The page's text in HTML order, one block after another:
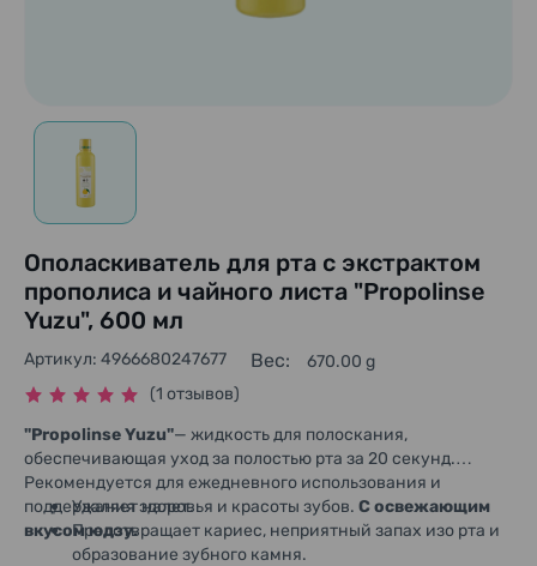
Ополаскиватель для рта с экстрактом
прополиса и чайного листа "Propolinse
Yuzu", 600 мл
(1 отзывов)
Артикул: 4966680247677 Вес: 670.00 g
"Propolinse Yuzu"— жидкость для полоскания,
обеспечивающая уход за полостью рта за 20 секунд.
Рекомендуется для ежедневного использования и
поддержания здоровья и красоты зубов. С освежающим
вкусом юдзу.
Удаляет налет.
Предотвращает кариес, неприятный запах изо рта и
образование зубного камня.